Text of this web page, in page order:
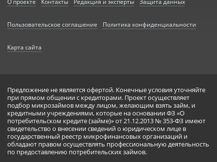
Пользовательское соглашение Политика конфиденциальности
Карта сайта
Предложение не является офертой. Конечные условия уточняйте
при прямом общении с кредиторами. Проект осуществляет
подбор микрозаймов между лицом, желающим взять займ, и
кредитными учреждениями, которые на основании ФЗ «О
потребительском кредите (займе)» от 21.12.2013 № 353-ФЗ имеют
свидетельство о внесении сведений о юридическом лице в
государственный реестр микрофинансовых организаций и
обладают правом осуществлять профессиональную деятельность
по предоставлению потребительских займов.